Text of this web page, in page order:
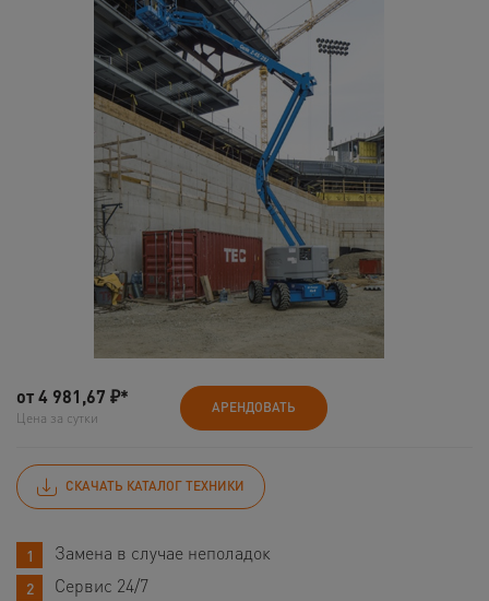
от4 981,67 ₽*
Цена за сутки
АРЕНДОВАТЬ
СКАЧАТЬ КАТАЛОГ ТЕХНИКИ
Замена в случае неполадок
Сервис 24/7